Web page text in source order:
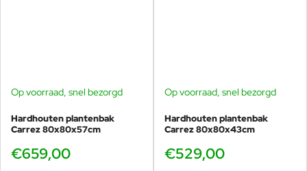
Op voorraad, snel bezorgd
Hardhouten plantenbak
Carrez 80x80x57cm
€659,00
Op voorraad, snel bezorgd
Hardhouten plantenbak
Carrez 80x80x43cm
€529,00